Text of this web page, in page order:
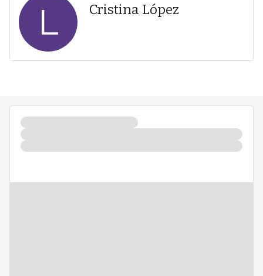
L Cristina López